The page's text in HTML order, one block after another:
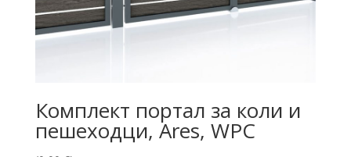
Комплект портал за коли и
пешеходци, Ares, WPC